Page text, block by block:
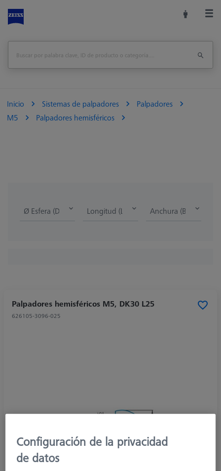
Inicio Sistemas de palpadores
Palpadores
M5
Palpadores hemisféricos
Ø Esfera (DK) Longitud (L) Anchura (B)
Palpadores hemisféricos M5, DK30 L25
626105-3096-025
Configuración de la privacidad
de datos